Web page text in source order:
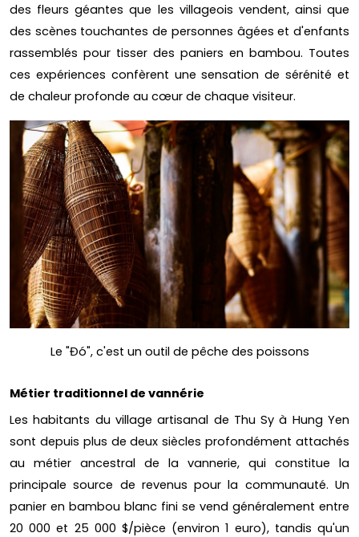
des fleurs géantes que les villageois vendent, ainsi que
des scènes touchantes de personnes âgées et d'enfants
rassemblés pour tisser des paniers en bambou. Toutes
ces expériences confèrent une sensation de sérénité et
de chaleur profonde au cœur de chaque visiteur.
Le "Đó", c'est un outil de pêche des poissons
Métier traditionnel de vannérie
Les habitants du village artisanal de Thu Sy à Hung Yen
sont depuis plus de deux siècles profondément attachés
au métier ancestral de la vannerie, qui constitue la
principale source de revenus pour la communauté. Un
panier en bambou blanc fini se vend généralement entre
20 000 et 25 000 $/pièce (environ 1 euro), tandis qu'un